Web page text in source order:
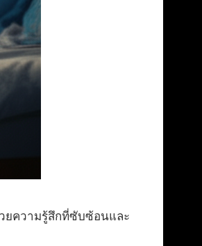
ยความรู้สึกที่ซับซ้อนและ